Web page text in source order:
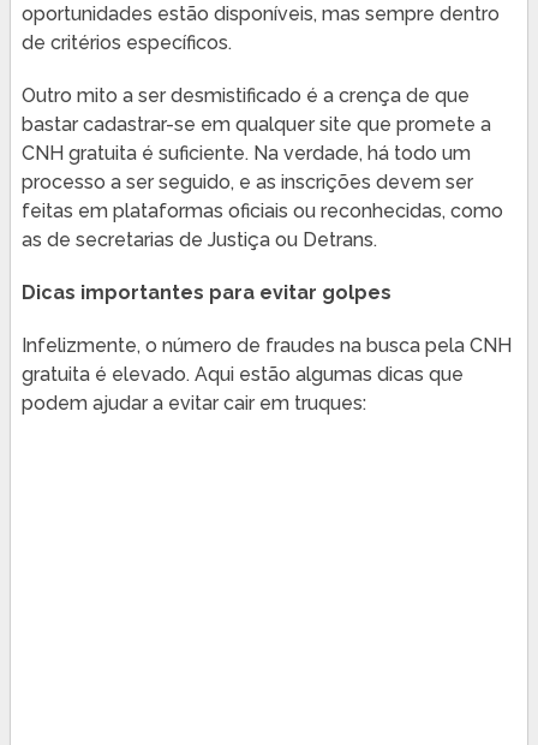
oportunidades estão disponíveis, mas sempre dentro
de critérios específicos.
Outro mito a ser desmistificado é a crença de que
bastar cadastrar-se em qualquer site que promete a
CNH gratuita é suficiente. Na verdade, há todo um
processo a ser seguido, e as inscrições devem ser
feitas em plataformas oficiais ou reconhecidas, como
as de secretarias de Justiça ou Detrans.
Dicas importantes para evitar golpes
Infelizmente, o número de fraudes na busca pela CNH
gratuita é elevado. Aqui estão algumas dicas que
podem ajudar a evitar cair em truques: